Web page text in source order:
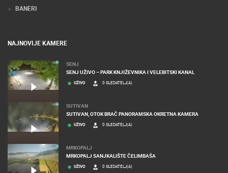
BANERI
NAJNOVIJE KAMERE
SENJ
SENJ UŽIVO – PARK KNJIŽEVNIKA I VELEBITSKI KANAL
UŽIVO 0 GLEDATELJ(A)
SUTIVAN
SUTIVAN, OTOK BRAČ PANORAMSKA OKRETNA KAMERA
UŽIVO 0 GLEDATELJ(A)
MRKOPALJ
MRKOPALJ SANJKALIŠTE ČELIMBAŠA
UŽIVO 0 GLEDATELJ(A)